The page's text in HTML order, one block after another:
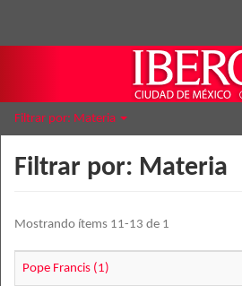
Filtrar por: Materia
Filtrar por: Materia
Mostrando ítems 11-13 de 1
Pope Francis (1)